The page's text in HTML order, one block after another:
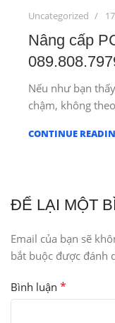
Uncategorized
Nâng cấp
Nếu như bạn
chậm, không
CONTINUE
ĐỂ LẠI MỘT
Email của bạn sẽ
bắt buộc được đánh
Bình luận *